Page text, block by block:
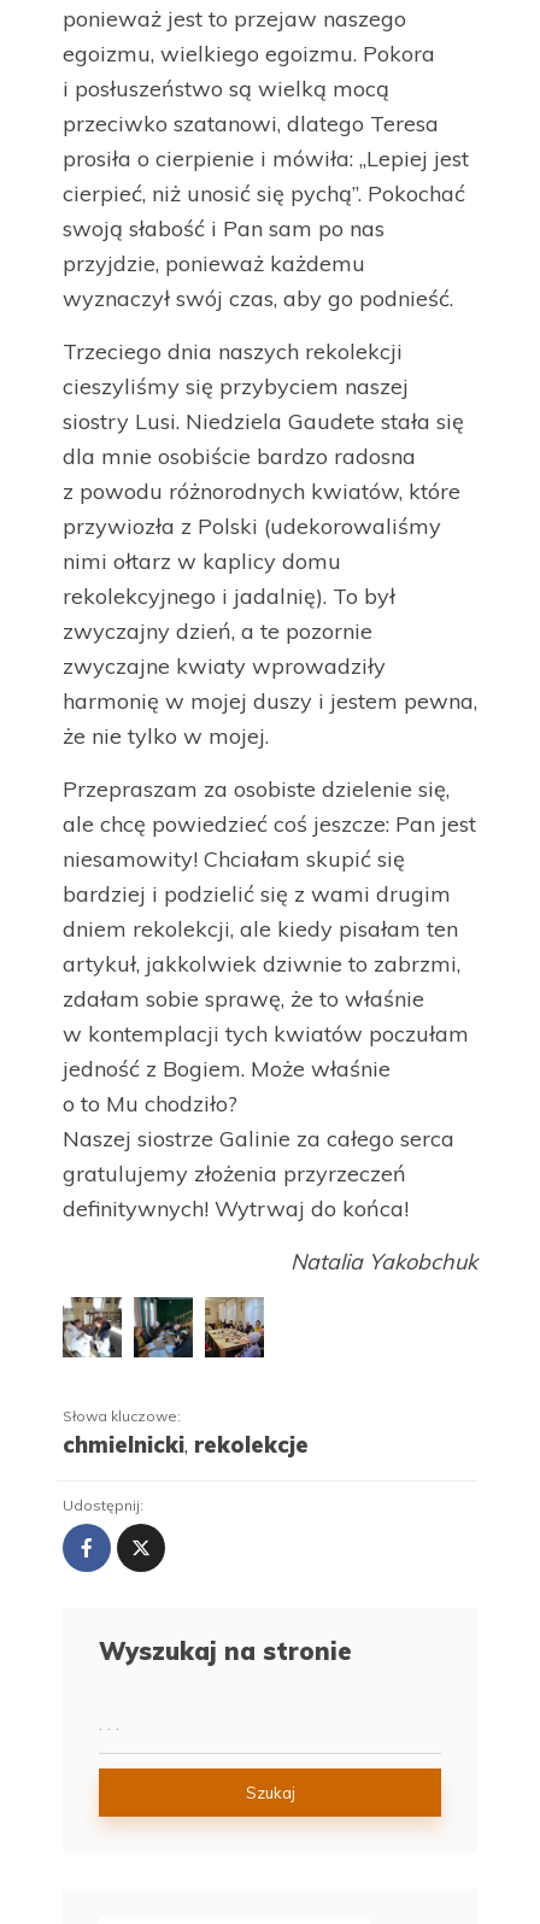
ponieważ jest to przejaw naszego
egoizmu, wielkiego egoizmu. Pokora
i posłuszeństwo są wielką mocą
przeciwko szatanowi, dlatego Teresa
prosiła o cierpienie i mówiła: „Lepiej jest
cierpieć, niż unosić się pychą”. Pokochać
swoją słabość i Pan sam po nas
przyjdzie, ponieważ każdemu
wyznaczył swój czas, aby go podnieść.
Trzeciego dnia naszych rekolekcji
cieszyliśmy się przybyciem naszej
siostry Lusi. Niedziela Gaudete stała się
dla mnie osobiście bardzo radosna
z powodu różnorodnych kwiatów, które
przywiozła z Polski (udekorowaliśmy
nimi ołtarz w kaplicy domu
rekolekcyjnego i jadalnię). To był
zwyczajny dzień, a te pozornie
zwyczajne kwiaty wprowadziły
harmonię w mojej duszy i jestem pewna,
że nie tylko w mojej.
Przepraszam za osobiste dzielenie się,
ale chcę powiedzieć coś jeszcze: Pan jest
niesamowity! Chciałam skupić się
bardziej i podzielić się z wami drugim
dniem rekolekcji, ale kiedy pisałam ten
artykuł, jakkolwiek dziwnie to zabrzmi,
zdałam sobie sprawę, że to właśnie
w kontemplacji tych kwiatów poczułam
jedność z Bogiem. Może właśnie
o to Mu chodziło?
Naszej siostrze Galinie za całego serca
gratulujemy złożenia przyrzeczeń
definitywnych! Wytrwaj do końca!
Natalia Yakobchuk
Słowa kluczowe:
chmielnicki, rekolekcje
Udostępnij:
Wyszukaj na stronie
Szukaj